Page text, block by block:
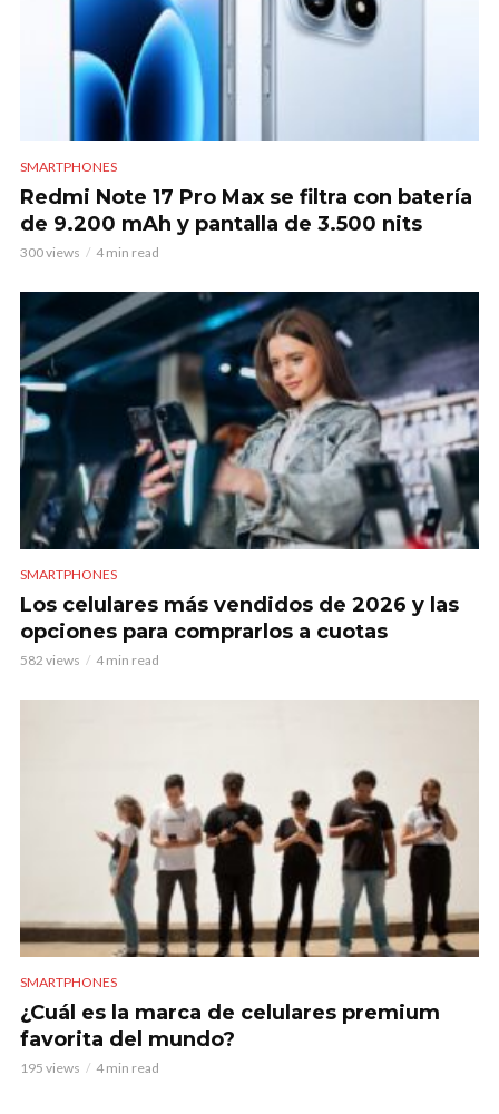
SMARTPHONES
Redmi Note 17 Pro Max se filtra con batería
de 9.200 mAh y pantalla de 3.500 nits
300 views 4 min read
SMARTPHONES
Los celulares más vendidos de 2026 y las
opciones para comprarlos a cuotas
582 views 4 min read
SMARTPHONES
¿Cuál es la marca de celulares premium
favorita del mundo?
195 views 4 min read